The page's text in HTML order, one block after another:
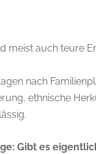
meist auch teure
nach
ethnische
Gibt es